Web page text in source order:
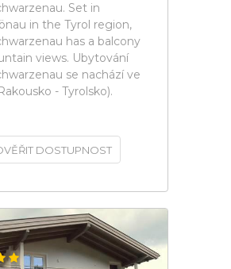
Set in
in the Tyrol region,
has a balcony
views. Ubytování
se nachází ve
- Tyrolsko).
DOSTUPNOST